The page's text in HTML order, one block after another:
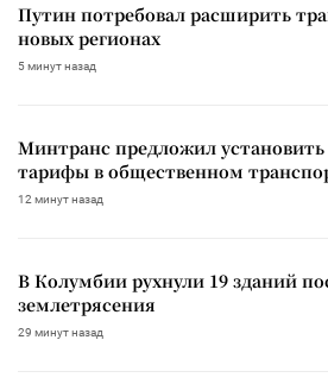
Путин потребовал расширить
новых регионах
5 минут назад
Минтранс предложил установить
тарифы в общественном
12 минут назад
В Колумбии рухнули 19 зданий
землетрясения
29 минут назад